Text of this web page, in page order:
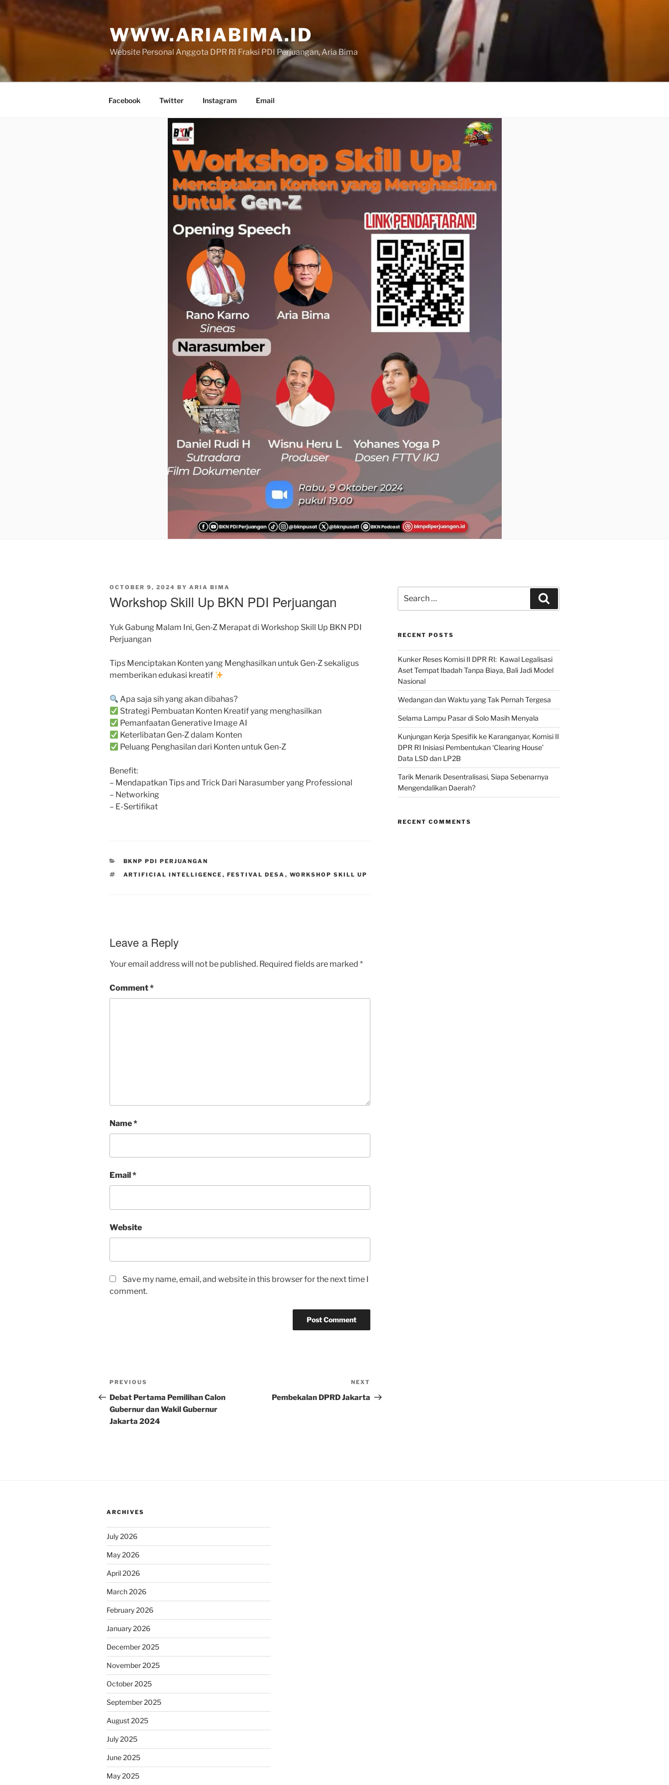
content
WWW.ARIABIMA.ID
Website Personal Anggota DPR RI Fraksi PDI Perjuangan, Aria Bima
Facebook Twitter Instagram Email
POSTED
OCTOBER 9, 2024 BY ARIA BIMA
Workshop Skill Up BKN PDI Perjuangan
Yuk Gabung Malam Ini, Gen-Z Merapat di Workshop Skill Up BKN PDI
Perjuangan
Tips Menciptakan Konten yang Menghasilkan untuk Gen-Z sekaligus
memberikan edukasi kreatif
Apa saja sih yang akan dibahas?
Strategi Pembuatan Konten Kreatif yang menghasilkan
Pemanfaatan Generative Image AI
Keterlibatan Gen-Z dalam Konten
Peluang Penghasilan dari Konten untuk Gen-Z
Benefit:
– Mendapatkan Tips and Trick Dari Narasumber yang Professional
– Networking
– E-Sertifikat
CATEGORIES
BKNP PDI PERJUANGAN
TAGS
ARTIFICIAL INTELLIGENCE , FESTIVAL DESA , WORKSHOP SKILL UP
Leave a Reply
Your email address will not be published. Required fields are marked *
Comment*
Name*
Email *
Website
Save my name, email, and website in this browser for the next time I
comment.
Post
navigation
Previous
Post
PREVIOUS
Debat Pertama Pemilihan Calon
Gubernur dan Wakil Gubernur
Jakarta 2024
Post
NEXT
Pembekalan DPRD Jakarta
for:
RECENT POSTS
Kunker Reses Komisi II DPR RI: Kawal Legalisasi
Aset Tempat Ibadah Tanpa Biaya, Bali Jadi Model
Nasional
Wedangan dan Waktu yang Tak Pernah Tergesa
Selama Lampu Pasar di Solo Masih Menyala
Kunjungan Kerja Spesifik ke Karanganyar, Komisi II
DPR RI Inisiasi Pembentukan ‘Clearing House’
Data LSD dan LP2B
Tarik Menarik Desentralisasi, Siapa Sebenarnya
Mengendalikan Daerah?
RECENT COMMENTS
ARCHIVES
July 2026
May 2026
April 2026
March 2026
February 2026
January 2026
December 2025
November 2025
October 2025
September 2025
August 2025
July 2025
June 2025
May 2025